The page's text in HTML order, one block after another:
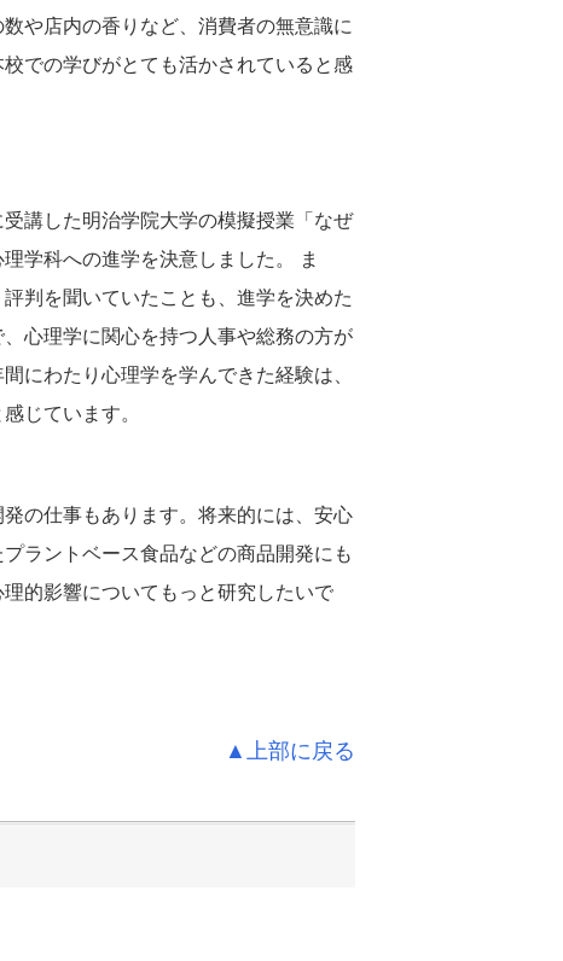
や店内の香りなど、消費者の無意識に
での学びがとても活かされていると感
講した明治学院大学の模擬授業「なぜ
学科への進学を決意しました。 ま
判を聞いていたことも、進学を決めた
心理学に関心を持つ人事や総務の方が
にわたり心理学を学んできた経験は、
じています。
の仕事もあります。将来的には、安心
ラントベース食品などの商品開発にも
的影響についてもっと研究したいで
▲上部に戻る